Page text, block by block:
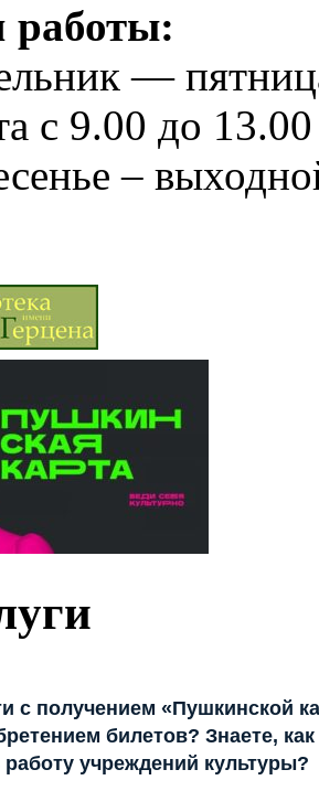
работы:
—
с 9.00 до 13.00
–
с получением «Пушкинской
билетов? Знаете, как
учреждений культуры?